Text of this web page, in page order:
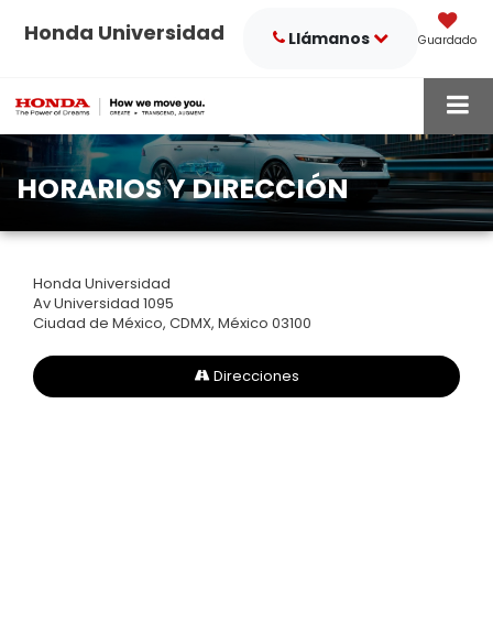
Honda Universidad Guardado
Llámanos
HORARIOS Y DIRECCIÓN
Honda Universidad
Av Universidad 1095
Ciudad de México, CDMX, México 03100
Direcciones